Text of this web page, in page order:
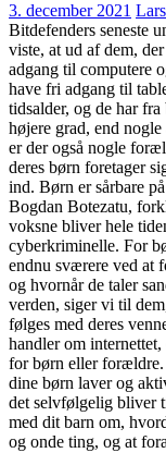
3. december 2021
Bitdefenders seneste
viste, at ud af dem,
adgang til computere
have fri adgang til
tidsalder, og de har
højere grad, end
er der også nogle
deres børn foretager
ind. Børn er sårbare
Bogdan Botezatu,
voksne bliver hele
cyberkriminelle. For
endnu sværere ved at
og hvornår de taler
verden, siger vi til
følges med deres
handler om
for børn eller
dine børn laver og
det selvfølgelig bliver
med dit barn om,
og onde ting, og at